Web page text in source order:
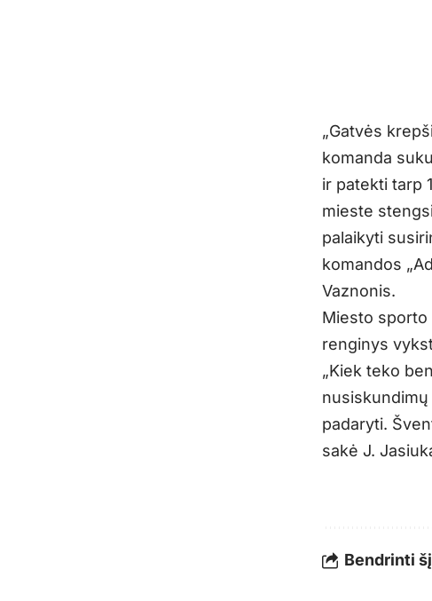
„Gatvės
komanda
ir patekti tarp
mieste
palaikyti
komandos
Vaznonis.
Miesto sporto
renginys
„Kiek teko
padaryti.
sakė J.
Bendrinti